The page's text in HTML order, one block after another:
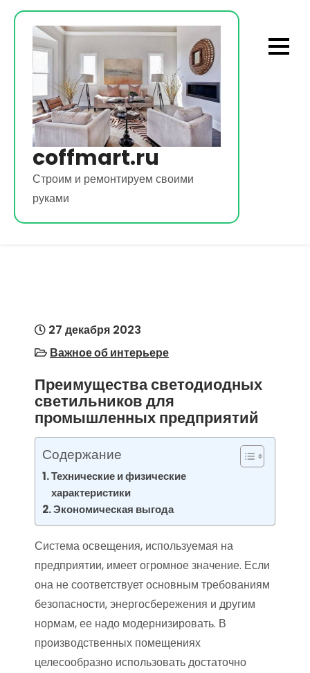
Перейти
содержимому
coffmart.ru
Строим и ремонтируем своими
руками
27 декабря 2023
Важное об интерьере
Преимущества светодиодных
светильников для
промышленных предприятий
Содержание
Технические и физические
характеристики
Экономическая выгода
Система освещения, используемая на
предприятии, имеет огромное значение. Если
она не соответствует основным требованиям
безопасности, энергосбережения и другим
нормам, ее надо модернизировать. В
производственных помещениях
целесообразно использовать достаточно